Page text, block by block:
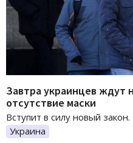
Завтра украинцев ждут
отсутствие маски
Вступит в силу новый закон.
Украина